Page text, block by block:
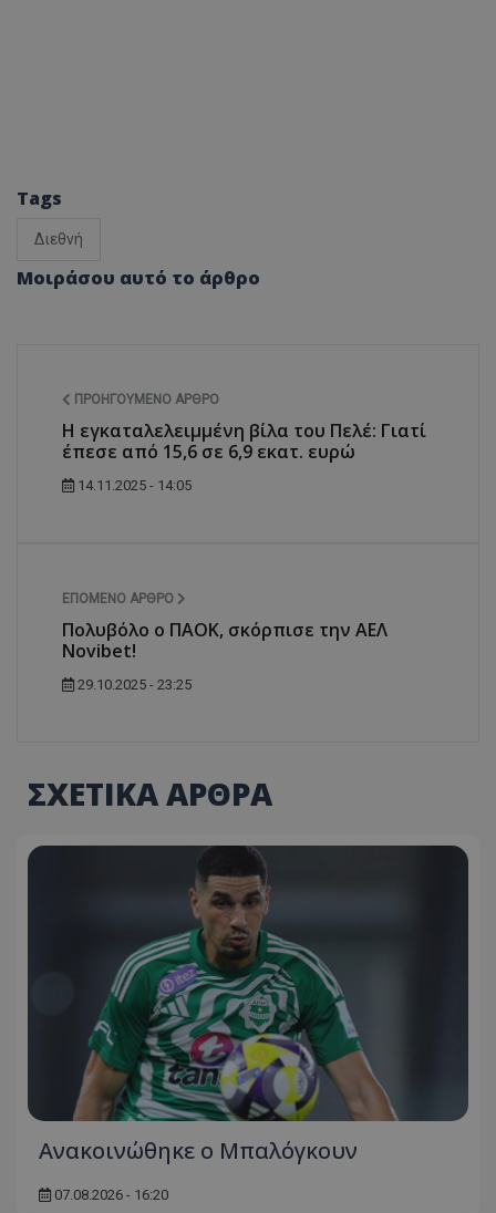
Tags
Διεθνή
Μοιράσου αυτό το άρθρο
ΠΡΟΗΓΟΎΜΕΝΟ ΆΡΘΡΟ
Η εγκαταλελειμμένη βίλα του Πελέ: Γιατί
έπεσε από 15,6 σε 6,9 εκατ. ευρώ
14.11.2025 - 14:05
ΕΠΌΜΕΝΟ ΆΡΘΡΟ
Πολυβόλο ο ΠΑΟΚ, σκόρπισε την ΑΕΛ
Novibet!
29.10.2025 - 23:25
ΣΧΕΤΙΚΑ ΑΡΘΡΑ
Ανακοινώθηκε ο Μπαλόγκουν
07.08.2026 - 16:20